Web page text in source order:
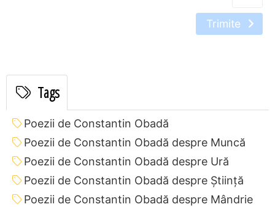
Trimite
Tags
Poezii de Constantin Obadă
Poezii de Constantin Obadă despre Muncă
Poezii de Constantin Obadă despre Ură
Poezii de Constantin Obadă despre Știință
Poezii de Constantin Obadă despre Mândrie